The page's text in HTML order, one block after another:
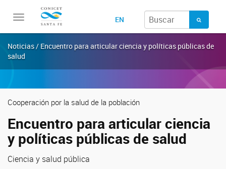
Toggle
EN
Noticias / Encuentro para articular ciencia y políticas públicas de
salud
Cooperación por la salud de la población
Encuentro para articular ciencia
y políticas públicas de salud
Ciencia y salud pública